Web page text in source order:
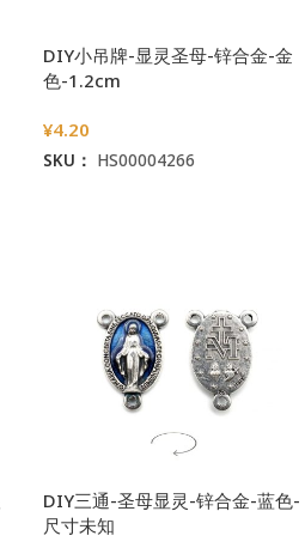
DIY小吊牌-显灵圣母-锌合金-金
色-1.2cm
¥4.20
SKU： HS00004266
DIY三通-圣母显灵-锌合金-蓝色-
尺寸未知